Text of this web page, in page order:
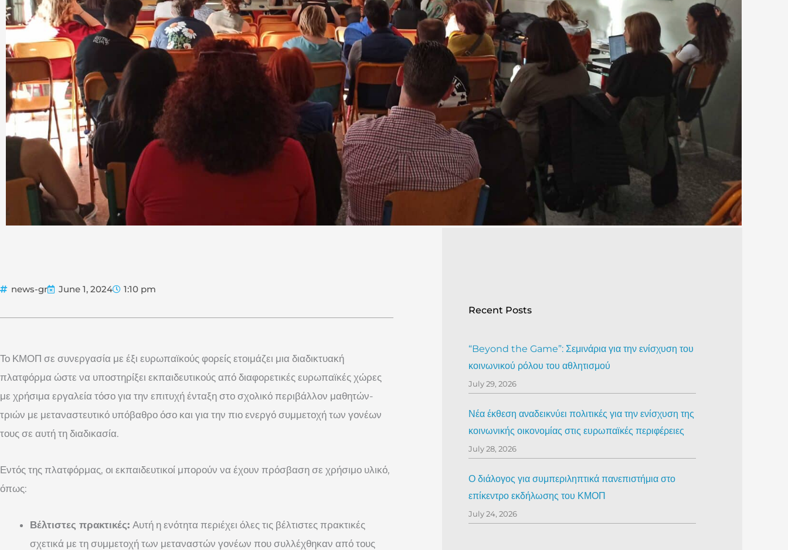
news-gr June 1, 2024 1:10 pm
Το ΚΜΟΠ σε συνεργασία με έξι ευρωπαϊκούς φορείς ετοιμάζει μια διαδικτυακή
πλατφόρμα ώστε να υποστηρίξει εκπαιδευτικούς από διαφορετικές ευρωπαϊκές χώρες
με χρήσιμα εργαλεία τόσο για την επιτυχή ένταξη στο σχολικό περιβάλλον μαθητών-
τριών με μεταναστευτικό υπόβαθρο όσο και για την πιο ενεργό συμμετοχή των γονέων
τους σε αυτή τη διαδικασία.
Εντός της πλατφόρμας, οι εκπαιδευτικοί μπορούν να έχουν πρόσβαση σε χρήσιμο υλικό,
όπως:
Βέλτιστες πρακτικές: Αυτή η ενότητα περιέχει όλες τις βέλτιστες πρακτικές
σχετικά με τη συμμετοχή των μεταναστών γονέων που συλλέχθηκαν από τους
Recent Posts
“Beyond the Game”: Σεμινάρια για την ενίσχυση του
κοινωνικού ρόλου του αθλητισμού
July 29, 2026
Νέα έκθεση αναδεικνύει πολιτικές για την ενίσχυση της
κοινωνικής οικονομίας στις ευρωπαϊκές περιφέρειες
July 28, 2026
Ο διάλογος για συμπεριληπτικά πανεπιστήμια στο
επίκεντρο εκδήλωσης του ΚΜΟΠ
July 24, 2026